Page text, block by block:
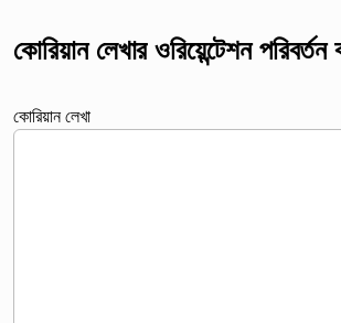
কোরিয়ান লেখার ওরিয়েন্টেশন
কোরিয়ান লেখা